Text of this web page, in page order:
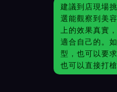
建議到店現場
選能觀察到美
上的效果真實
適合自己的。
型，也可以要
也可以直接打槍